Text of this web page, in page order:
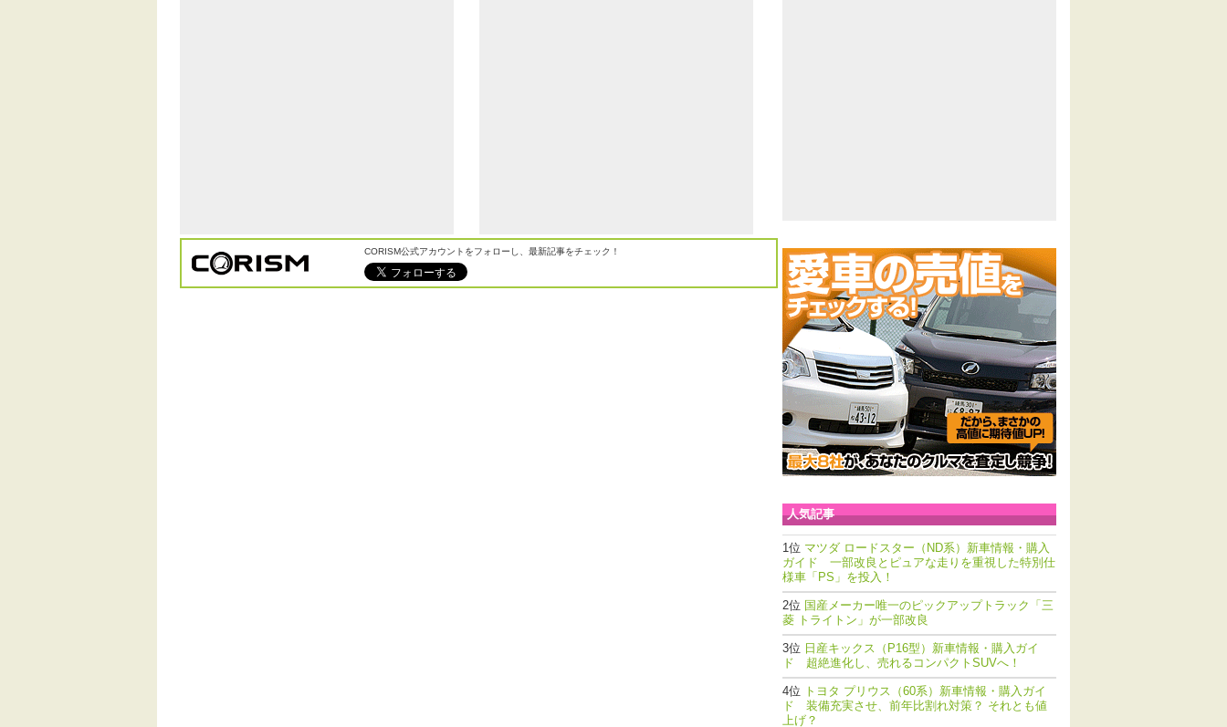
CORISM公式アカウントをフォローし、最新記事をチェック！
人気記事
マツダ ロードスター（ND系）新車情報・購入
ガイド 一部改良とピュアな走りを重視した特別仕
様車「PS」を投入！
国産メーカー唯一のピックアップトラック「三
菱 トライトン」が一部改良
日産キックス（P16型）新車情報・購入ガイ
ド 超絶進化し、売れるコンパクトSUVへ！
トヨタ プリウス（60系）新車情報・購入ガイ
ド 装備充実させ、前年比割れ対策？ それとも値
上げ？